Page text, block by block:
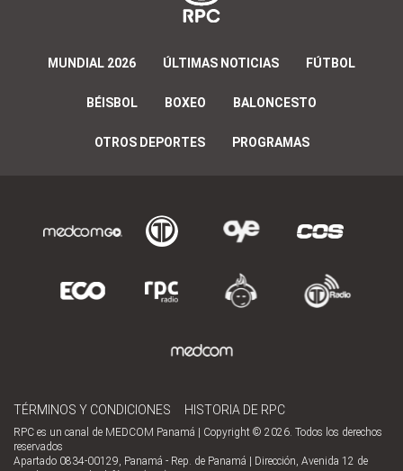
MUNDIAL 2026 ÚLTIMAS NOTICIAS FÚTBOL
BÉISBOL BOXEO BALONCESTO
OTROS DEPORTES PROGRAMAS
TÉRMINOS Y CONDICIONES HISTORIA DE RPC
RPC es un canal de MEDCOM Panamá | Copyright © 2026. Todos los derechos
reservados
Apartado 0834-00129, Panamá - Rep. de Panamá | Dirección, Avenida 12 de